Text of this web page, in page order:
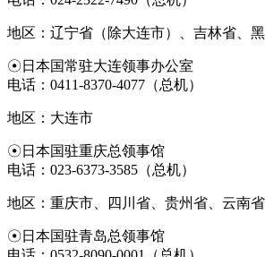
地区：辽宁省（除大连市）、吉林省、
☉日本国常驻大连领事办公室
电话：0411-8370-4077（总机）
地区：大连市
☉日本国驻重庆总领事馆
电话：023-6373-3585（总机）
地区：重庆市、四川省、贵州省、云南省
☉日本国驻青岛总领事馆